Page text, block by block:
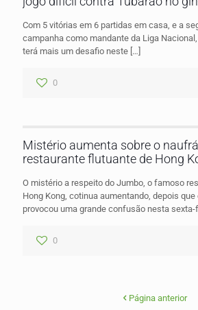
Com 5 vitórias em 6 partidas em casa, e a
campanha como mandante da Liga
terá mais um desafio neste […]
0
Mistério aumenta sobre o
restaurante flutuante de Hong
O mistério a respeito do Jumbo, o famoso
Hong Kong, cotinua aumentando, depois que
provocou uma grande confusão nesta sexta-
0
Página anterior